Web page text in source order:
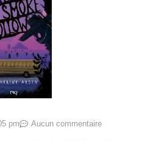
pm Aucun commentaire